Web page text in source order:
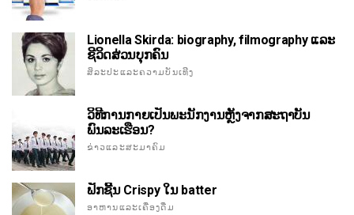
Lionella Skirda: biography, filmography ແລະ
ຊີວິດສ່ວນບຸກຄົນ
ສິລະປະແລະຄວາມບັນເທີງ
ວິທີການກາຍເປັນພະນັກງານຫຼັງຈາກສະຖາບັນ
ພົນລະເຮືອນ?
ຂ່າວແລະສະມາຄົມ
ຟັກຊີ້ນ Crispy ໃນ batter
ອາຫານແລະເຄື່ອງດື່ມ